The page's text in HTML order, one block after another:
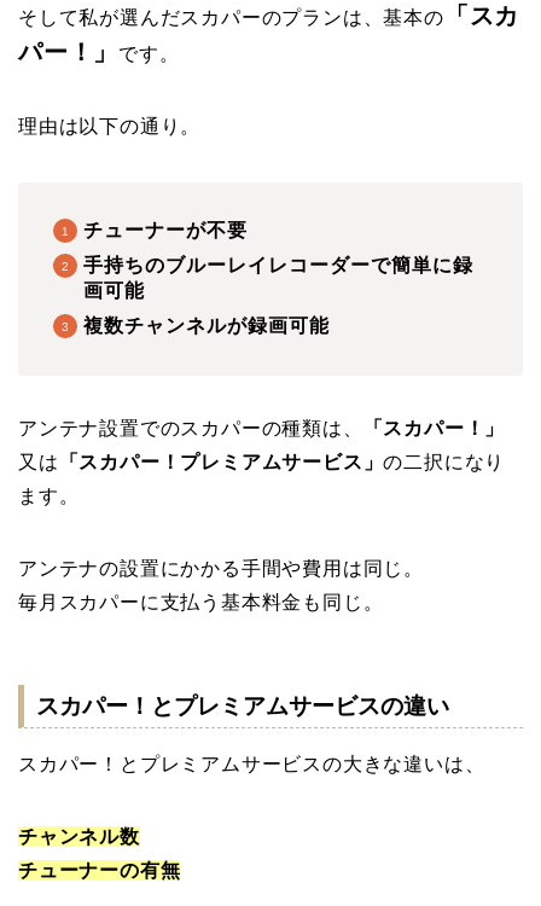
そして私が選んだスカパーのプランは、基本の
「スカ
パー！」
です。
理由は以下の通り。
チューナーが不要
手持ちのブルーレイレコーダーで簡単に録
画可能
複数チャンネルが録画可能
アンテナ設置でのスカパーの種類は、
「スカパー！」
又は 「スカパー！プレミアムサービス」の二択になり
ます。
アンテナの設置にかかる手間や費用は同じ。
毎月スカパーに支払う基本料金も同じ。
スカパー！とプレミアムサービスの違い
スカパー！とプレミアムサービスの大きな違いは、
チャンネル数
チューナーの有無